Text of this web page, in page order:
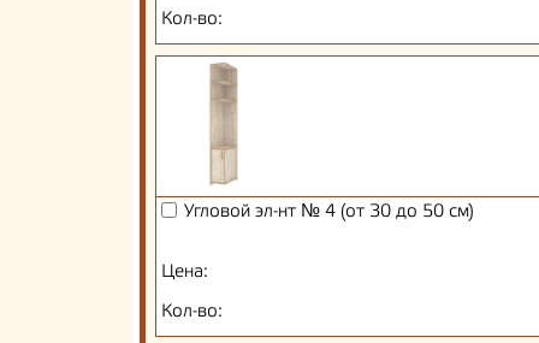
Кол-во:
Угловой эл-нт № 4 (от 30 до 50 см)
Цена:
Кол-во: